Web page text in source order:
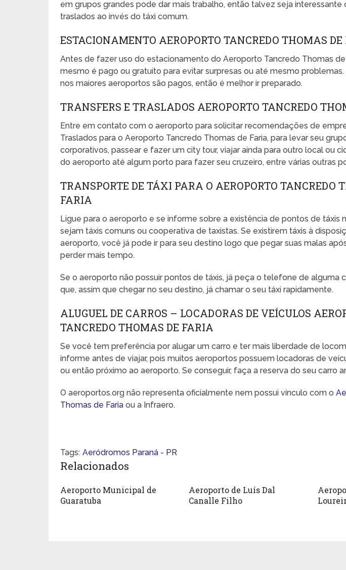
em grupos grandes pode dar mais trabalho, então talvez seja interessante
traslados ao invés do táxi comum.
ESTACIONAMENTO AEROPORTO TANCREDO THOMAS
Antes de fazer uso do estacionamento do Aeroporto Tancredo Thomas de
mesmo é pago ou gratuito para evitar surpresas ou até mesmo
nos maiores aeroportos são pagos, então é melhor ir preparado.
TRANSFERS E TRASLADOS AEROPORTO TANCREDO
Entre em contato com o aeroporto para solicitar recomendações de
Traslados para o Aeroporto Tancredo Thomas de Faria, para levar seu
corporativos, passear e fazer um city tour, viajar ainda para outro local ou
do aeroporto até algum porto para fazer seu cruzeiro, entre várias outras
TRANSPORTE DE TÁXI PARA O AEROPORTO TANCREDO
FARIA
Ligue para o aeroporto e se informe sobre a existência de pontos de táxis
sejam táxis comuns ou cooperativa de taxistas. Se existirem táxis à
aeroporto, você já pode ir para seu destino logo que pegar suas malas
perder mais tempo.
Se o aeroporto não possuir pontos de táxis, já peça o telefone de alguma
que, assim que chegar no seu destino, já chamar o seu táxi rapidamente.
ALUGUEL DE CARROS – LOCADORAS DE VEÍCULOS
TANCREDO THOMAS DE FARIA
Se você tem preferência por alugar um carro e ter mais liberdade de
informe antes de viajar, pois muitos aeroportos possuem locadoras de
ou então próximo ao aeroporto. Se conseguir, faça a reserva do seu carro
O aeroportos.org não representa oficialmente nem possui vínculo com o
Thomas de Faria ou a Infraero.
Tags: Aeródromos Paraná - PR
Relacionados
Aeroporto Municipal de
Guaratuba
Aeroporto de Luís Dal
Canalle Filho